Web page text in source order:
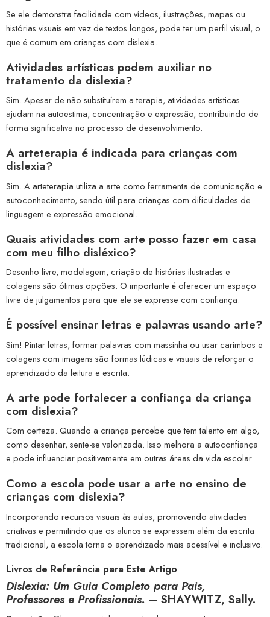
Se ele demonstra facilidade com vídeos, ilustrações, mapas ou
histórias visuais em vez de textos longos, pode ter um perfil visual, o
que é comum em crianças com dislexia.
Atividades artísticas podem auxiliar no
tratamento da dislexia?
Sim. Apesar de não substituírem a terapia, atividades artísticas
ajudam na autoestima, concentração e expressão, contribuindo de
forma significativa no processo de desenvolvimento.
A arteterapia é indicada para crianças com
dislexia?
Sim. A arteterapia utiliza a arte como ferramenta de comunicação e
autoconhecimento, sendo útil para crianças com dificuldades de
linguagem e expressão emocional.
Quais atividades com arte posso fazer em casa
com meu filho disléxico?
Desenho livre, modelagem, criação de histórias ilustradas e
colagens são ótimas opções. O importante é oferecer um espaço
livre de julgamentos para que ele se expresse com confiança.
É possível ensinar letras e palavras usando arte?
Sim! Pintar letras, formar palavras com massinha ou usar carimbos e
colagens com imagens são formas lúdicas e visuais de reforçar o
aprendizado da leitura e escrita.
A arte pode fortalecer a confiança da criança
com dislexia?
Com certeza. Quando a criança percebe que tem talento em algo,
como desenhar, sente-se valorizada. Isso melhora a autoconfiança
e pode influenciar positivamente em outras áreas da vida escolar.
Como a escola pode usar a arte no ensino de
crianças com dislexia?
Incorporando recursos visuais às aulas, promovendo atividades
criativas e permitindo que os alunos se expressem além da escrita
tradicional, a escola torna o aprendizado mais acessível e inclusivo.
Livros de Referência para Este Artigo
Dislexia: Um Guia Completo para Pais,
Professores e Profissionais. – SHAYWITZ, Sally.